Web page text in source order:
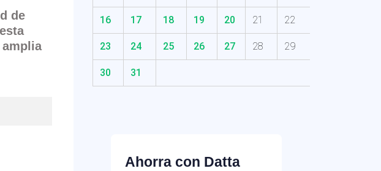
de
16 17 18 19 20 21 22
23 24 25 26 27 28 29
30 31
Ahorra con Datta